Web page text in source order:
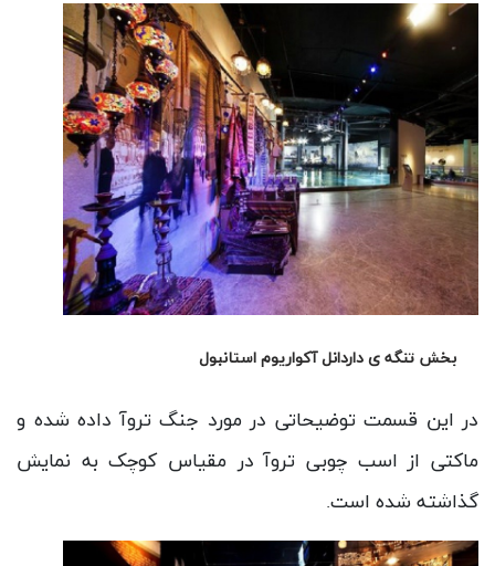
بخش تنگه ی داردانل آکواریوم استانبول
در این قسمت توضیحاتی در مورد جنگ تروآ داده شده و
ماکتی از اسب چوبی تروآ در مقیاس کوچک به نمایش
گذاشته شده است.